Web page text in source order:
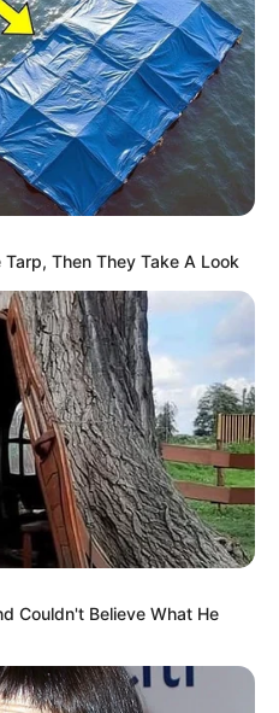
Then They Take A Look
Couldn't Believe What He